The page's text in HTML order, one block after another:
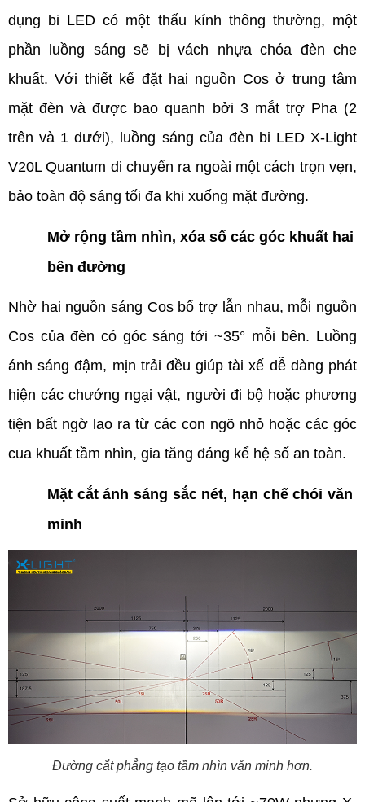
dụng bi LED có một thấu kính thông thường, một
phần luồng sáng sẽ bị vách nhựa chóa đèn che
khuất. Với thiết kế đặt hai nguồn Cos ở trung tâm
mặt đèn và được bao quanh bởi 3 mắt trợ Pha (2
trên và 1 dưới), luồng sáng của đèn bi LED X-Light
V20L Quantum di chuyển ra ngoài một cách trọn vẹn,
bảo toàn độ sáng tối đa khi xuống mặt đường.
Mở rộng tầm nhìn, xóa sổ các góc khuất hai
bên đường
Nhờ hai nguồn sáng Cos bổ trợ lẫn nhau, mỗi nguồn
Cos của đèn có góc sáng tới ~35° mỗi bên. Luồng
ánh sáng đậm, mịn trải đều giúp tài xế dễ dàng phát
hiện các chướng ngại vật, người đi bộ hoặc phương
tiện bất ngờ lao ra từ các con ngõ nhỏ hoặc các góc
cua khuất tầm nhìn, gia tăng đáng kể hệ số an toàn.
Mặt cắt ánh sáng sắc nét, hạn chế chói văn
minh
Đường cắt phẳng tạo tầm nhìn văn minh hơn.